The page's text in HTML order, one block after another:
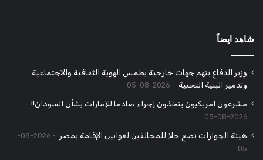
شاهد ايضاً
وزير الدفاع يتهم جهات خارجية بطمس الهوية الثقافية والاجتماعية
وتدمير البنية التحتية
2026-08-05
مشرعون امريكيون يتخذون إجراء صادما للإمارات بشأن السودان!!
2026-08-05
هيئة الجوازات تضع حلا للمخالفين لقوانين الإقامة بمصر
2026-08-
05